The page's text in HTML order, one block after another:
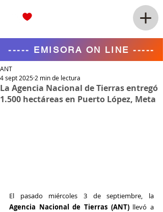
----- EMISORA ON LINE -----
La Agencia Nacional de Tierras entregó
1.500 hectáreas en Puerto López, Meta
ANT
4 sept 2025 2 min de lectura
Agencia Nacional de Tierras (ANT) llevó a